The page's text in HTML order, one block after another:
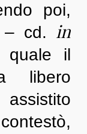
poi,
– cd. in
il
libero